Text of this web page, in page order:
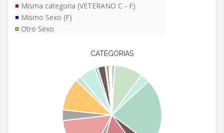
Misma categoria (VETERANO C - F)
Mismo Sexo (F)
Otro Sexo
CATEGORIAS